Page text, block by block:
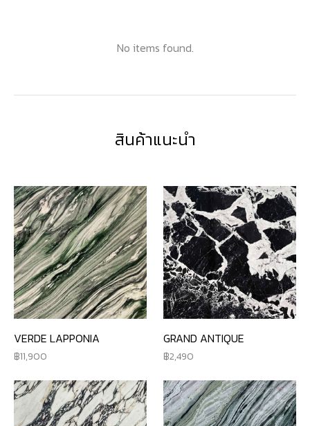
No items found.
สินค้าแนะนำ
VERDE LAPPONIA
11,900
GRAND ANTIQUE
2,490